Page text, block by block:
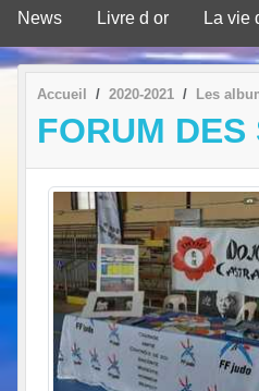
News Livre d or La vie
Accueil 2020-2021 Les
FORUM DES